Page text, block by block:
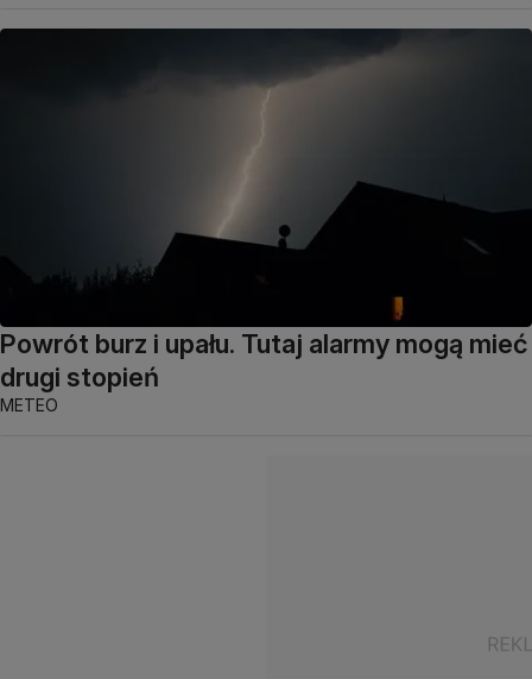
Powrót burz i upału. Tutaj alarmy mogą mieć
drugi stopień
METEO